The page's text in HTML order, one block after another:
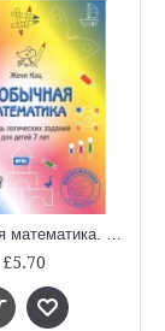
Необычная математика. Тетрадь логических заданий для детей 7 лет
£5.70